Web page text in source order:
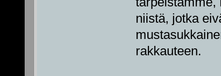
niistä, jotka
rakkauteen.